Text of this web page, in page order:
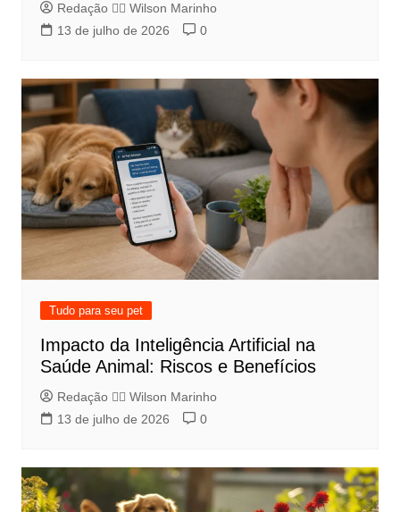
Redação 👨‍⚖️​ Wilson Marinho
13 de julho de 2026
0
Tudo para seu pet
Impacto da Inteligência Artificial na
Saúde Animal: Riscos e Benefícios
Redação 👨‍⚖️​ Wilson Marinho
13 de julho de 2026
0